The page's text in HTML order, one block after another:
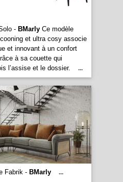
- BMarlyCe modèle
et ultra cosy associe
et innovant à un confort
à sa couette qui
l’assise et le dossier.
...
Fabrik - BMarly
...